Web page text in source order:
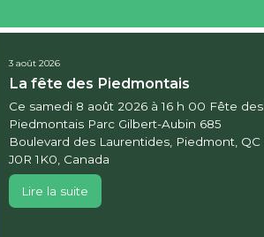
3 août 2026
La fête des Piedmontais
Ce samedi 8 août 2026 à 16 h 00 Fête des
Piedmontais Parc Gilbert-Aubin 685
Boulevard des Laurentides, Piedmont, QC
J0R 1K0, Canada
Lire la suite